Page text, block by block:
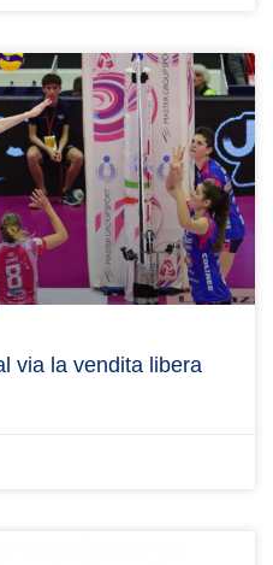
via la vendita libera